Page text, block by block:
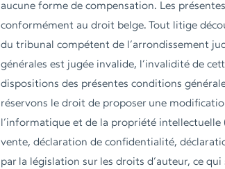
aucune forme de compensation. Les
conformément au droit belge. Tout litige
du tribunal compétent de l’arrondissement
générales est jugée invalide, l’invalidité de
dispositions des présentes conditions
réservons le droit de proposer une
l’informatique et de la propriété intellectuelle
vente, déclaration de confidentialité,
par la législation sur les droits d’auteur, ce